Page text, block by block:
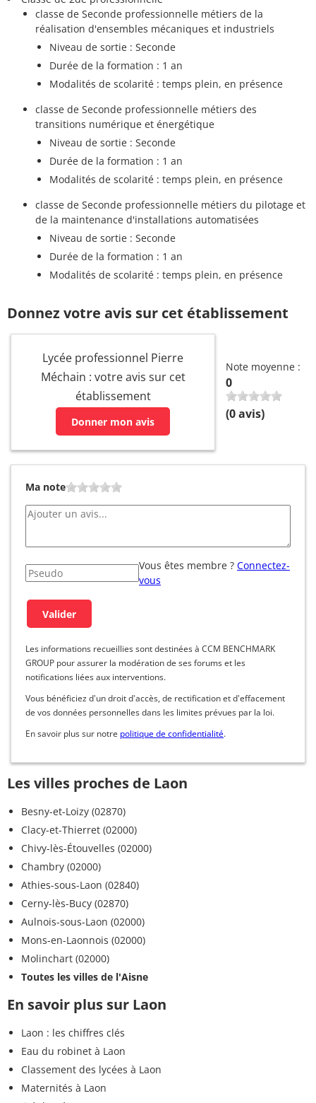
classe de Seconde professionnelle métiers de la
réalisation d'ensembles mécaniques et industriels
Niveau de sortie : Seconde
Durée de la formation : 1 an
Modalités de scolarité : temps plein, en présence
classe de Seconde professionnelle métiers des
transitions numérique et énergétique
Niveau de sortie : Seconde
Durée de la formation : 1 an
Modalités de scolarité : temps plein, en présence
classe de Seconde professionnelle métiers du pilotage et
de la maintenance d'installations automatisées
Niveau de sortie : Seconde
Durée de la formation : 1 an
Modalités de scolarité : temps plein, en présence
Donnez votre avis sur cet établissement
Lycée professionnel Pierre
Méchain : votre avis sur cet
établissement
Donner mon avis
Note moyenne :
0
(0avis)
Ma note
Vous êtes membre ? Connectez-
vous
Les informations recueillies sont destinées à CCM BENCHMARK
GROUP pour assurer la modération de ses forums et les
notifications liées aux interventions.
Vous bénéficiez d'un droit d'accès, de rectification et d'effacement
de vos données personnelles dans les limites prévues par la loi.
En savoir plus sur notre politique de confidentialité.
Les villes proches de Laon
Besny-et-Loizy (02870)
Clacy-et-Thierret (02000)
Chivy-lès-Étouvelles (02000)
Chambry (02000)
Athies-sous-Laon (02840)
Cerny-lès-Bucy (02870)
Aulnois-sous-Laon (02000)
Mons-en-Laonnois (02000)
Molinchart (02000)
Toutes les villes de l'Aisne
En savoir plus sur Laon
Laon : les chiffres clés
Eau du robinet à Laon
Classement des lycées à Laon
Maternités à Laon